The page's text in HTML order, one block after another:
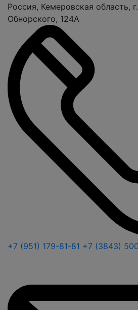
Россия, Кемеровская область,
Обнорского, 124А
+7 (951) 179-81-81 +7 (3843)